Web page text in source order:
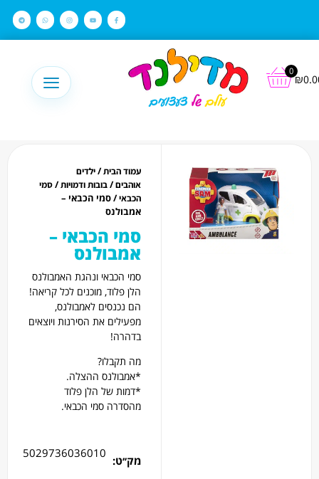
₪
0
עמוד הבית/ילדים
אוהבים/בובות ודמויות/סמי
הכבאי/ סמי הכבאי –
אמבולנס
סמי הכבאי –
אמבולנס
סמי הכבאי ונהגת האמבולנס
הלן פלוד, מוכנים לכל קריאה!
הם נכנסים לאמבולנס,
מפעילים את הסירנות ויוצאים
בדהרה!
מה תקבלו?
*אמבולנס ההצלה.
*דמות של הלן פלוד
מהסדרה סמי הכבאי.
מק׳׳ט:
5029736036010